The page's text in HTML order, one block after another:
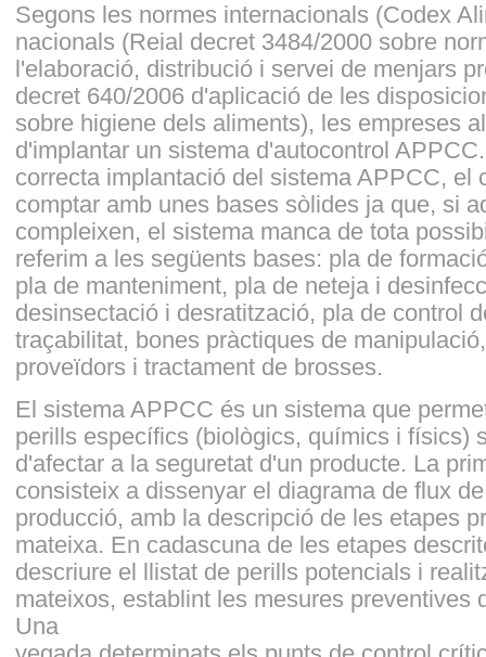
Segons les normes internacionals (Codex
nacionals (Reial decret 3484/2000 sobre
l'elaboració, distribució i servei de menjars
decret 640/2006 d'aplicació de les
sobre higiene dels aliments), les empreses
d'implantar un sistema d'autocontrol
correcta implantació del sistema APPCC, el
comptar amb unes bases sòlides ja que, si
compleixen, el sistema manca de tota
referim a les següents bases: pla de
pla de manteniment, pla de neteja i
desinsectació i desratització, pla de control
traçabilitat, bones pràctiques de
proveïdors i tractament de brosses.
El sistema APPCC és un sistema que
perills específics (biològics, químics i físics)
d'afectar a la seguretat d'un producte. La
consisteix a dissenyar el diagrama de flux
producció, amb la descripció de les etapes
mateixa. En cadascuna de les etapes
descriure el llistat de perills potencials i
mateixos, establint les mesures preventives
Una